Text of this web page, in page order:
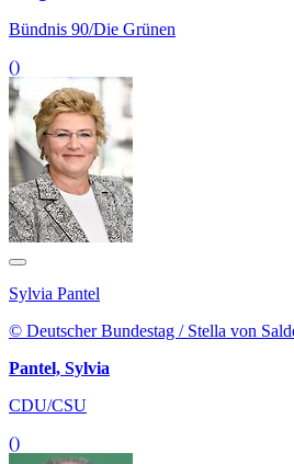
Bündnis 90/Die Grünen
()
Sylvia Pantel
© Deutscher Bundestag / Stella von
Pantel, Sylvia
CDU/CSU
()